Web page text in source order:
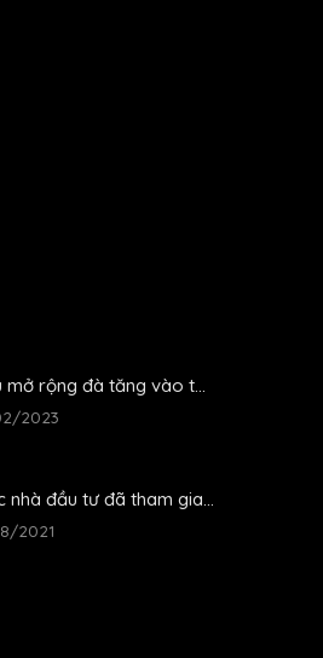
mở rộng đà tăng vào t...
2023
nhà đầu tư đã tham gia...
2021